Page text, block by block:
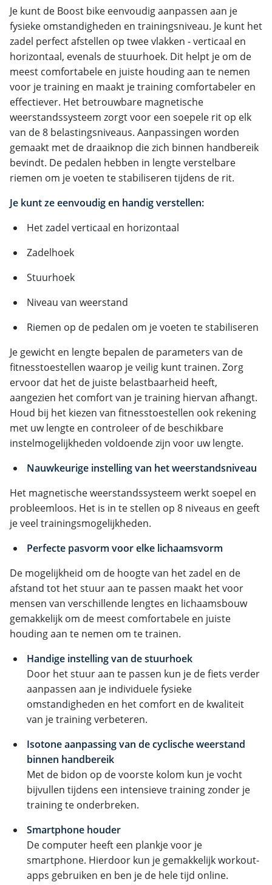
Je kunt de Boost bike eenvoudig aanpassen aan je
fysieke omstandigheden en trainingsniveau. Je kunt het
zadel perfect afstellen op twee vlakken - verticaal en
horizontaal, evenals de stuurhoek. Dit helpt je om de
meest comfortabele en juiste houding aan te nemen
voor je training en maakt je training comfortabeler en
effectiever. Het betrouwbare magnetische
weerstandssysteem zorgt voor een soepele rit op elk
van de 8 belastingsniveaus. Aanpassingen worden
gemaakt met de draaiknop die zich binnen handbereik
bevindt. De pedalen hebben in lengte verstelbare
riemen om je voeten te stabiliseren tijdens de rit.
Je kunt ze eenvoudig en handig verstellen:
Het zadel verticaal en horizontaal
Zadelhoek
Stuurhoek
Niveau van weerstand
Riemen op de pedalen om je voeten te stabiliseren
Je gewicht en lengte bepalen de parameters van de
fitnesstoestellen waarop je veilig kunt trainen. Zorg
ervoor dat het de juiste belastbaarheid heeft,
aangezien het comfort van je training hiervan afhangt.
Houd bij het kiezen van fitnesstoestellen ook rekening
met uw lengte en controleer of de beschikbare
instelmogelijkheden voldoende zijn voor uw lengte.
Nauwkeurige instelling van het weerstandsniveau
Het magnetische weerstandssysteem werkt soepel en
probleemloos. Het is in te stellen op 8 niveaus en geeft
je veel trainingsmogelijkheden.
Perfecte pasvorm voor elke lichaamsvorm
De mogelijkheid om de hoogte van het zadel en de
afstand tot het stuur aan te passen maakt het voor
mensen van verschillende lengtes en lichaamsbouw
gemakkelijk om de meest comfortabele en juiste
houding aan te nemen om te trainen.
Handige instelling van de stuurhoek
Door het stuur aan te passen kun je de fiets verder
aanpassen aan je individuele fysieke
omstandigheden en het comfort en de kwaliteit
van je training verbeteren.
Isotone aanpassing van de cyclische weerstand
binnen handbereik
Met de bidon op de voorste kolom kun je vocht
bijvullen tijdens een intensieve training zonder je
training te onderbreken.
Smartphone houder
De computer heeft een plankje voor je
smartphone. Hierdoor kun je gemakkelijk workout-
apps gebruiken en ben je de hele tijd online.